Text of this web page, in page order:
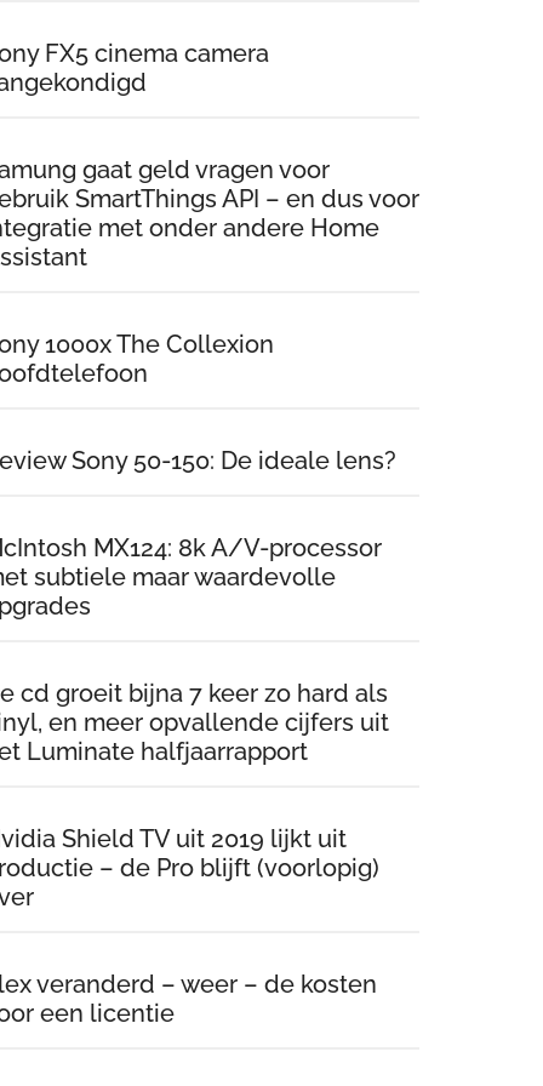
FX5 cinema camera
gaat geld vragen voor
SmartThings API – en dus voor
met onder andere Home
1000x The Collexion
Sony 50-150: De ideale lens?
MX124: 8k A/V-processor
subtiele maar waardevolle
cd groeit bijna 7 keer zo hard als
en meer opvallende cijfers uit
Luminate halfjaarrapport
Shield TV uit 2019 lijkt uit
– de Pro blijft (voorlopig)
veranderd – weer – de kosten
een licentie